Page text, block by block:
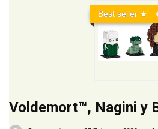
Best seller
Voldemort™, Nagini y